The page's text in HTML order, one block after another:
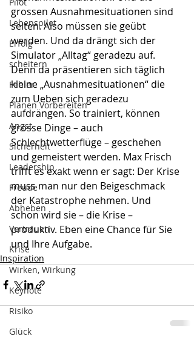
Lebenspilot
Erfolg
scheitern
Fehler
Planen Vorbereiten
Angst
Sicherheit
Leadership
Freude
Abheben
Vertrauen
Krise
Wirken, Wirkung
Keynote
Risiko
Glück
grossen Ausnahmesituationen sind
selten. Also müssen sie geübt
werden. Und da drängt sich der
Simulator „Alltag“ geradezu auf.
Denn da präsentieren sich täglich
kleine „Ausnahmesituationen“ die
zum Ueben sich geradezu
aufdrängen. So trainiert, können
grosse Dinge – auch
Schlechtwetterflüge – geschehen
und gemeistert werden. Max Frisch
trifft es exakt wenn er sagt: Der Krise
muss man nur den Beigeschmack
der Katastrophe nehmen. Und
schon wird sie – die Krise –
produktiv. Eben eine Chance für Sie
und Ihre Aufgabe.
Inspiration